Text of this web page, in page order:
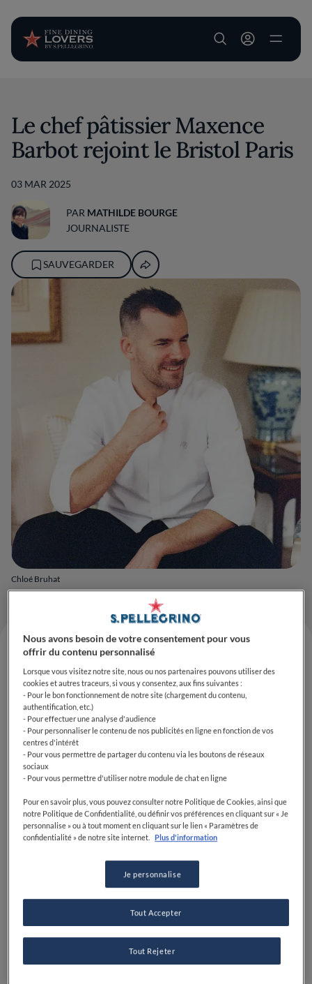
User account
Chloé Bruhat
Le chef pâtissier Maxence
Barbot rejoint le Bristol Paris
03 MAR 2025
PAR MATHILDE BOURGE
JOURNALISTE
SAUVEGARDER
Le Bristol Paris, emblématique palace de la rue du
Faubourg-Saint-Honoré, continue de faire rayonner
son patrimoine gastronomique avec l'arrivée d'un
talent de renom. Le 28 février dernier, l'hôtel a
de chef pâtissier. Il prendra officiellement ses
fonctions le 5 mai, succédant ainsi à Yu Tanaka.
Une nouvelle ère pour la
pâtisserie du Bristol
Nous avons besoin de votre consentement pour vous
offrir du contenu personnalisé
Lorsque vous visitez notre site, nous ou nos partenaires pouvons utiliser des
cookies et autres traceurs, si vous y consentez, aux fins suivantes :
- Pour le bon fonctionnement de notre site (chargement du contenu,
authentification, etc.)
- Pour effectuer une analyse d'audience
- Pour personnaliser le contenu de nos publicités en ligne en fonction de vos
centres d'intérêt
- Pour vous permettre de partager du contenu via les boutons de réseaux
sociaux
- Pour vous permettre d'utiliser notre module de chat en ligne
Pour en savoir plus, vous pouvez consulter notre Politique de Cookies, ainsi que
notre Politique de Confidentialité, ou définir vos préférences en cliquant sur « Je
personnalise » ou à tout moment en cliquant sur le lien « Paramètres de
confidentialité » de notre site internet.
Plus d'information
Je personnalise
Tout Rejeter
Tout Accepter